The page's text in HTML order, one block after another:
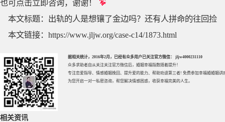
也可点击立即咨询，谢谢！
本文标题： 出轨的人是想镶了金边吗？还有人拼命的往回捡
本文链接： https://www.jljw.org/case-c14/1873.html
据相关统计，2016年2月，已经有众多用户已关注官方微信： jljw4000231110
众多求助者自从关注关注官方微信后，婚姻幸福指数随着提升！
专注恋爱指导、 情感婚姻挽回 、提升爱的能力、帮助劝退第三者! 免费参加幸福婚婚姻讲
为您开启一对一私密咨询，帮您解决情感困惑，收获幸福完美的人生。
相关资讯